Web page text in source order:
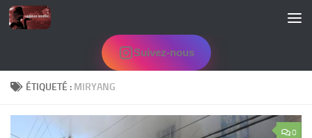
Skip to content
Suivez-nous
ÉTIQUETÉ : MIRYANG
0